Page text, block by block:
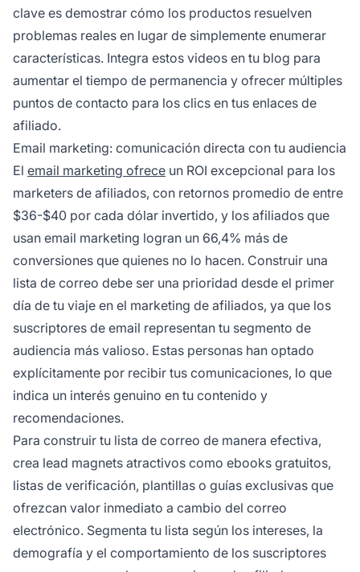
clave es demostrar cómo los productos resuelven
problemas reales en lugar de simplemente enumerar
características. Integra estos videos en tu blog para
aumentar el tiempo de permanencia y ofrecer múltiples
puntos de contacto para los clics en tus enlaces de
afiliado.
Email marketing: comunicación directa con tu audiencia
El email marketing ofrece un ROI excepcional para los
marketers de afiliados, con retornos promedio de entre
$36-$40 por cada dólar invertido, y los afiliados que
usan email marketing logran un 66,4% más de
conversiones que quienes no lo hacen. Construir una
lista de correo debe ser una prioridad desde el primer
día de tu viaje en el marketing de afiliados, ya que los
suscriptores de email representan tu segmento de
audiencia más valioso. Estas personas han optado
explícitamente por recibir tus comunicaciones, lo que
indica un interés genuino en tu contenido y
recomendaciones.
Para construir tu lista de correo de manera efectiva,
crea lead magnets atractivos como ebooks gratuitos,
listas de verificación, plantillas o guías exclusivas que
ofrezcan valor inmediato a cambio del correo
electrónico. Segmenta tu lista según los intereses, la
demografía y el comportamiento de los suscriptores